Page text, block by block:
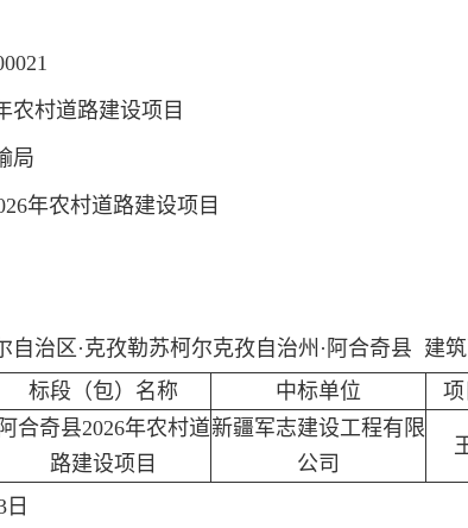
农村道路建设项目
局
年农村道路建设项目
自治区·克孜勒苏柯尔克孜自治州·阿合奇县 建
标段（包）名称 中标单位
阿合奇县2026年农村道
路建设项目
新疆军志建设工程有限
公司